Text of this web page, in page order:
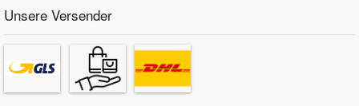
Unsere Versender